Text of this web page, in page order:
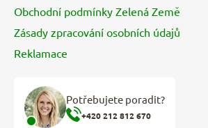
Obchodní podmínky Zelená Země
Zásady zpracování osobních údajů
Reklamace
Potřebujete poradit?
+420 212 812 670